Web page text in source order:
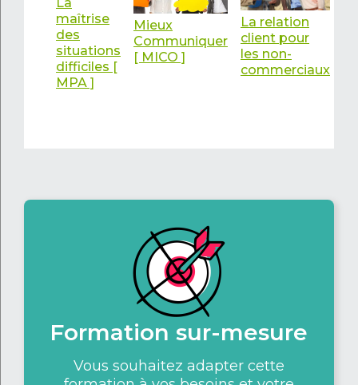
maîtrise
des
situations
difficiles [
MPA ]
Mieux
Communiquer
[ MICO ]
La relation
client pour
les non-
commerciaux
Formation sur-mesure
Vous souhaitez adapter cette